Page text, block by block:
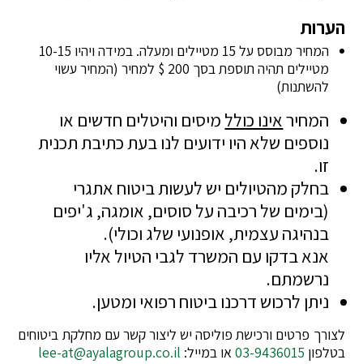
הערות
המחיר מבוסס על 15 מטיילים ומעלה. במידה ויהיו 10-15
מטיילים תהיה תוספת בסך 200 $ למחיר (המחיר עשוי
להשתנות)
המחיראינו כולל מיסים והיטלים חדשים או
נוספים שלא היו ידועים לנו בעת כתיבת תכנית
זו.
בחלק מהטיולים יש לעשות ביטוח אתגרי
(בימים של רכיבה על סוסים, אומגה, ג'יפים
בנהיגה עצמית, אופנועי שלג וכולי).
אנא בדקו עם המשרד לגבי הטיול אליו
נרשמתם.
ניתן לרכוש דרכנו ביטוח רפואי ומטען.
לצורך פרטים ורכישת פוליסה יש ליצור קשר עם מחלקת ביטוחים
בטלפון 03-9436015 או במייל: lee-at@ayalagroup.co.il